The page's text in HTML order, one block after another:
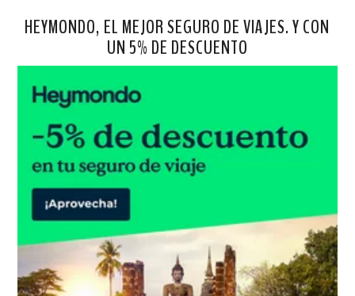
HEYMONDO, EL MEJOR SEGURO DE VIAJES. Y CON
UN 5% DE DESCUENTO